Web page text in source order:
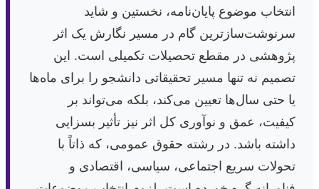
انتخاب موضوع پایان‌نامه، نخستین و شاید
سرنوشت‌سازترین گام در مسیر نگارش یک اثر
پژوهشی در مقطع تحصیلات تکمیلی است. این
تصمیم نه تنها مسیر تحقیقاتی دانشجو را برای ماه‌ها
یا حتی سال‌ها تعیین می‌کند، بلکه می‌تواند بر
کیفیت، عمق و نوآوری کل اثر نیز تأثیر بسزایی
داشته باشد. در رشته حقوق عمومی، که ذاتاً با
تحولات سریع اجتماعی، سیاسی، اقتصادی و